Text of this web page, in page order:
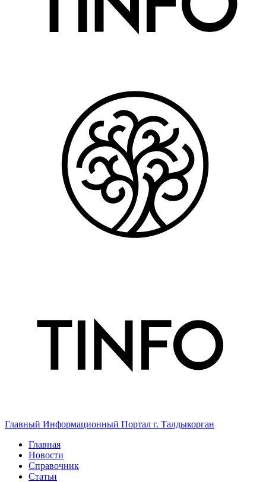
Главный Информационный Портал г. Талдыкорган
Главная
Новости
Справочник
Статьи